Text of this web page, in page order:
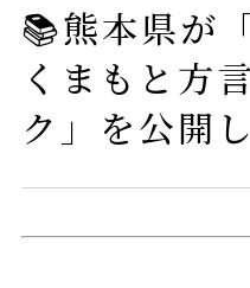
📚熊本県が
くまもと方
ク」を公開